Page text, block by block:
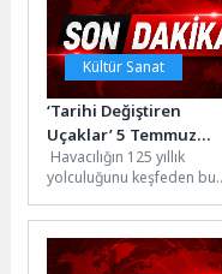
Kültür Sanat
‘Tarihi Değiştiren
Uçaklar’ 5 Temmuz
Pazar 21.00’de National
Geographic
Ekranlarında Başlıyor!
Havacılığın 125 yıllık
yolculuğunu keşfeden bu
dünyamızı nasıl kökten
değiştirdiğini ve bu...